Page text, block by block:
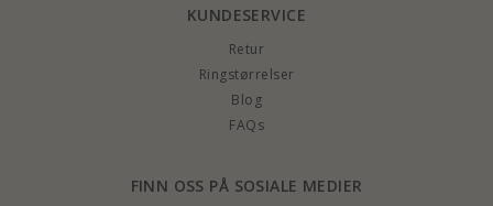
KUNDESERVICE
Retur
Ringstørrelser
Blog
FAQs
FINN OSS PÅ SOSIALE MEDIER